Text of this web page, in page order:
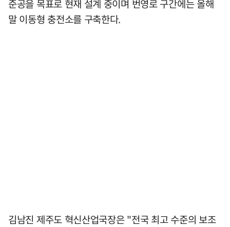
준공을 목표로 현재 설계 중이며 번영로 구간에는 올해
말 이동형 충전소를 구축한다.
김남진 제주도 혁신산업국장은 "전국 최고 수준의 보조